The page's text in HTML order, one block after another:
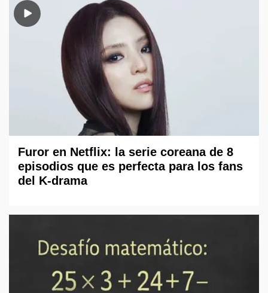
Furor en Netflix: la serie coreana de 8
episodios que es perfecta para los fans
del K-drama